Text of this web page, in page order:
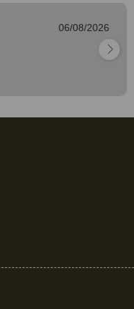
06/08/2026